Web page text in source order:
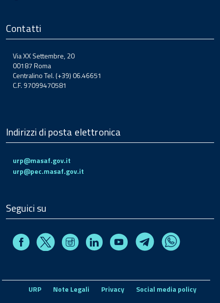
Contatti
Via XX Settembre, 20
00187 Roma
Centralino Tel. (+39) 06.46651
C.F. 97099470581
Indirizzi di posta elettronica
urp@masaf.gov.it
urp@pec.masaf.gov.it
Seguici su
FacebookX InstagramLinkedin Youtube TelegramWhatsapp
URP Note Legali Privacy
Social media policy